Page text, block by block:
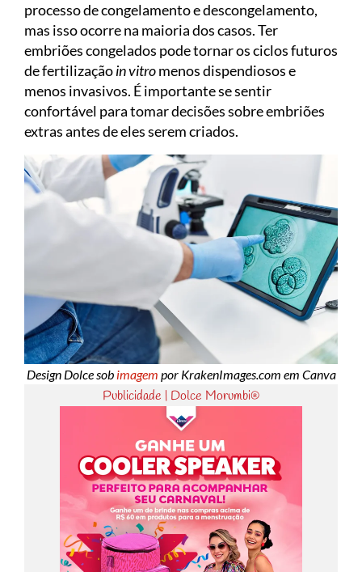
processo de congelamento e descongelamento,
mas isso ocorre na maioria dos casos. Ter
embriões congelados pode tornar os ciclos futuros
de fertilizaçãoin vitromenos dispendiosos e
menos invasivos. É importante se sentir
confortável para tomar decisões sobre embriões
extras antes de eles serem criados.
Design Dolce sob imagem por KrakenImages.com em Canva
Publicidade | Dolce Morumbi®